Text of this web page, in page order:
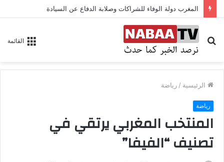
المغرب دولة الوفاء للشراكات وصلابة الدفاع عن السيادة
القائمة
بحث
عن
الرئيسية / رياضة
رياضة
المنتخب المغربي يرتقي في
تصنيف “الفيفا”